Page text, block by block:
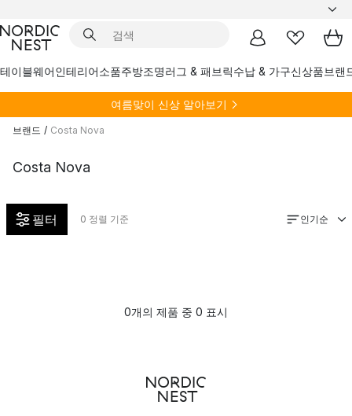
테이블웨어인테리어소품주방조명러그 & 패브릭수납 & 가구신상품브랜
여름맞이 신상 알아보기
브랜드 / Costa Nova
Costa Nova
필터 0 정렬 기준 인기순
0개의 제품 중 0 표시